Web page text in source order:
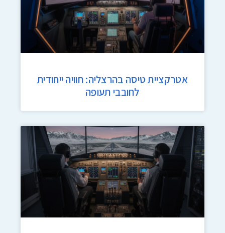
אטרקציית טיסה בהרצליה: חוויה ייחודית
לחובבי תעופה